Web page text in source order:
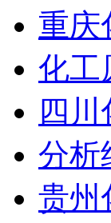
重庆
化工
四
分析
贵州